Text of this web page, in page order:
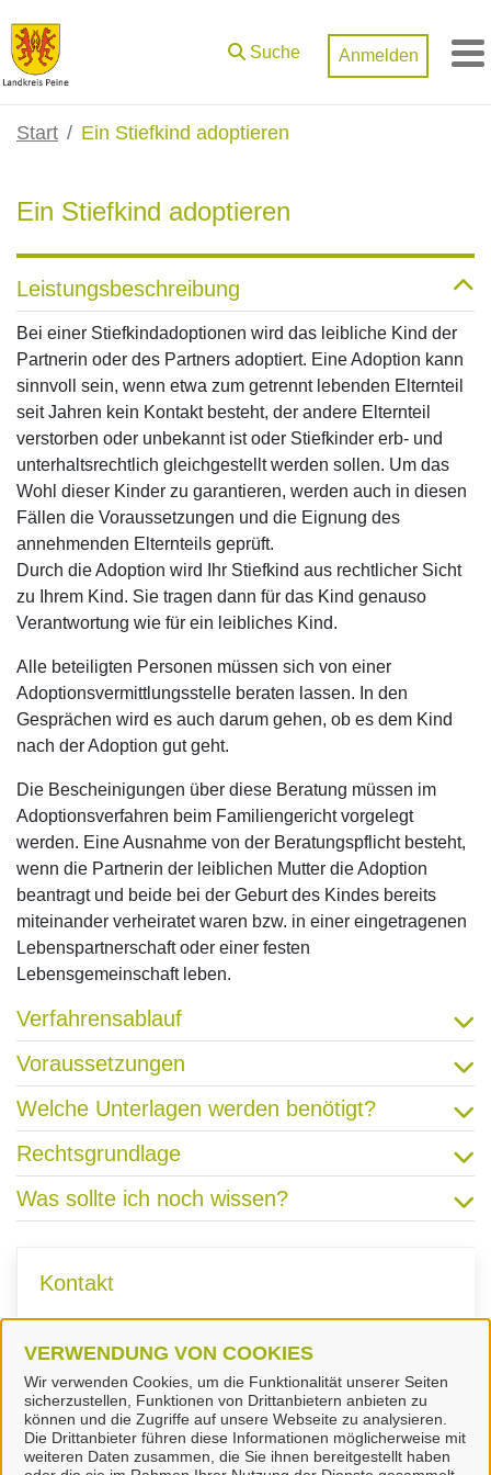
Zum Hauptinhalt springen
VERWENDUNG VON COOKIES
Wir verwenden Cookies, um die Funktionalität unserer Seiten
sicherzustellen, Funktionen von Drittanbietern anbieten zu
können und die Zugriffe auf unsere Webseite zu analysieren.
Die Drittanbieter führen diese Informationen möglicherweise mit
weiteren Daten zusammen, die Sie ihnen bereitgestellt haben
Suche Anmelden
Start Ein Stiefkind adoptieren
Ein Stiefkind adoptieren
Leistungsbeschreibung
Bei einer Stiefkindadoptionen wird das leibliche Kind der
Partnerin oder des Partners adoptiert. Eine Adoption kann
sinnvoll sein, wenn etwa zum getrennt lebenden Elternteil
seit Jahren kein Kontakt besteht, der andere Elternteil
verstorben oder unbekannt ist oder Stiefkinder erb- und
unterhaltsrechtlich gleichgestellt werden sollen. Um das
Wohl dieser Kinder zu garantieren, werden auch in diesen
Fällen die Voraussetzungen und die Eignung des
annehmenden Elternteils geprüft.
Durch die Adoption wird Ihr Stiefkind aus rechtlicher Sicht
zu Ihrem Kind. Sie tragen dann für das Kind genauso
Verantwortung wie für ein leibliches Kind.
Alle beteiligten Personen müssen sich von einer
Adoptionsvermittlungsstelle beraten lassen. In den
Gesprächen wird es auch darum gehen, ob es dem Kind
nach der Adoption gut geht.
Die Bescheinigungen über diese Beratung müssen im
Adoptionsverfahren beim Familiengericht vorgelegt
werden. Eine Ausnahme von der Beratungspflicht besteht,
wenn die Partnerin der leiblichen Mutter die Adoption
beantragt und beide bei der Geburt des Kindes bereits
miteinander verheiratet waren bzw. in einer eingetragenen
Lebenspartnerschaft oder einer festen
Lebensgemeinschaft leben.
Verfahrensablauf
Voraussetzungen
Welche Unterlagen werden benötigt?
Rechtsgrundlage
Was sollte ich noch wissen?
Kontakt
Fachdienst Jugendamt